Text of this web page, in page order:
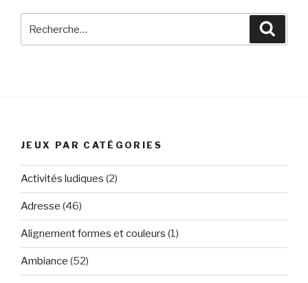
pour
JEUX PAR CATÉGORIES
Activités ludiques (2)
Adresse (46)
Alignement formes et couleurs (1)
Ambiance (52)